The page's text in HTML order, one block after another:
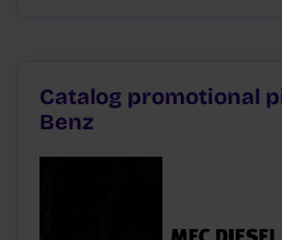
Catalog promotional
Benz